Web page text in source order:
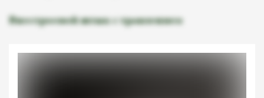
Внестроевой штык с травлением